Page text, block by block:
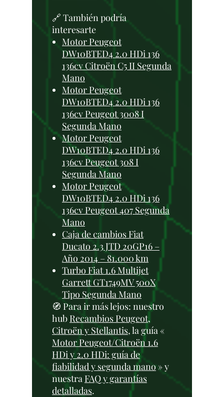
🔗 También podría
interesarte
Motor Peugeot
DW10BTED4 2.0 HDi 136
136cv Citroën C5 II Segunda
Mano
Motor Peugeot
DW10BTED4 2.0 HDi 136
136cv Peugeot 3008 I
Segunda Mano
Motor Peugeot
DW10BTED4 2.0 HDi 136
136cv Peugeot 308 I
Segunda Mano
Motor Peugeot
DW10BTED4 2.0 HDi 136
136cv Peugeot 407 Segunda
Mano
Caja de cambios Fiat
Ducato 2.3 JTD 20GP16 –
Año 2014 – 81.000 km
Turbo Fiat 1.6 Multijet
Garrett GT1749MV 500X
Tipo Segunda Mano
🧭 Para ir más lejos: nuestro
hub Recambios Peugeot,
Citroën y Stellantis, la guía «
Motor Peugeot/Citroën 1.6
HDi y 2.0 HDi: guía de
fiabilidad y segunda mano » y
nuestra FAQ y garantías
detalladas.